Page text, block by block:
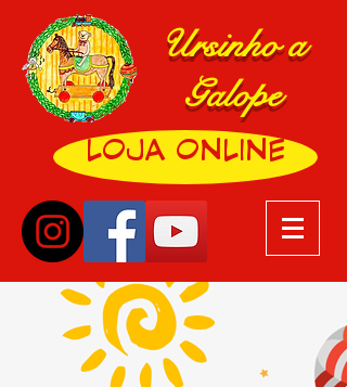
Ursinho a
Galope
LOJA ONLINE